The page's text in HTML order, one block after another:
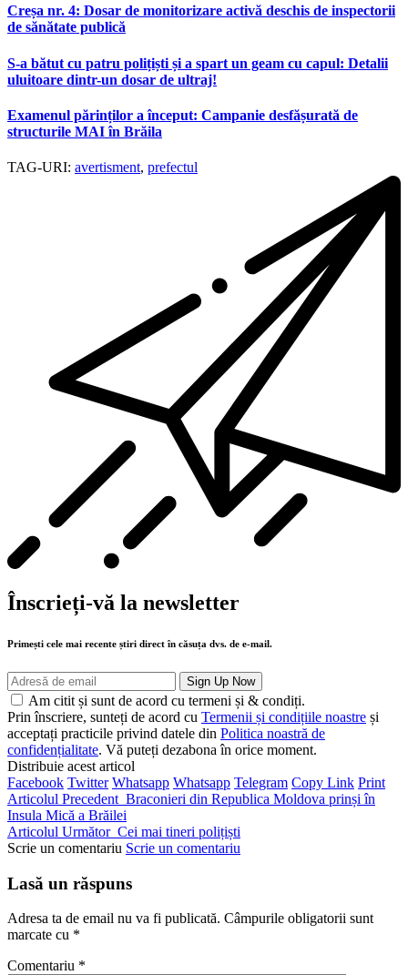
Creșa nr. 4: Dosar de monitorizare activă deschis de inspectorii
de sănătate publică
S-a bătut cu patru polițiști și a spart un geam cu capul: Detalii
uluitoare dintr-un dosar de ultraj!
Examenul părinților a început: Campanie desfășurată de
structurile MAI în Brăila
TAG-URI: avertisment, prefectul
Înscrieți-vă la newsletter
Primești cele mai recente știri direct în căsuța dvs. de e-mail.
Am citit și sunt de acord cu termeni și & condiți.
Prin înscriere, sunteți de acord cu Termenii și condițiile noastre și
acceptați practicile privind datele din Politica noastră de
confidențialitate. Vă puteți dezabona în orice moment.
Distribuie acest articol
Facebook Twitter Whatsapp Whatsapp Telegram Copy Link Print
Articolul Precedent Braconieri din Republica Moldova prinși în
Insula Mică a Brăilei
Articolul Următor Cei mai tineri polițiști
Scrie un comentariu Scrie un comentariu
Lasă un răspuns
Adresa ta de email nu va fi publicată. Câmpurile obligatorii sunt
marcate cu *
Comentariu *